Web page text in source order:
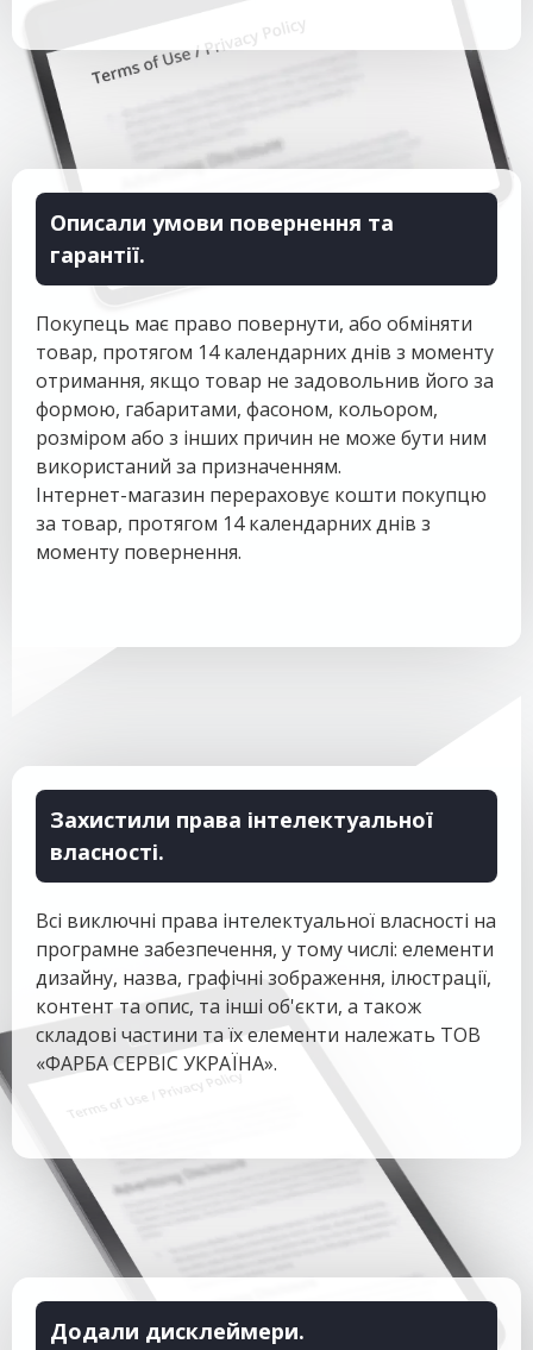
Описали умови повернення та
гарантії.
Покупець має право повернути, або обміняти
товар, протягом 14 календарних днів з моменту
отримання, якщо товар не задовольнив його за
формою, габаритами, фасоном, кольором,
розміром або з інших причин не може бути ним
використаний за призначенням.
Інтернет-магазин перераховує кошти покупцю
за товар, протягом 14 календарних днів з
моменту повернення.
Захистили права інтелектуальної
власності.
Всі виключні права інтелектуальної власності на
програмне забезпечення, у тому числі: елементи
дизайну, назва, графічні зображення, ілюстрації,
контент та опис, та інші об'єкти, а також
складові частини та їх елементи належать ТОВ
«ФАРБА СЕРВІС УКРАЇНА».
Додали дисклеймери.